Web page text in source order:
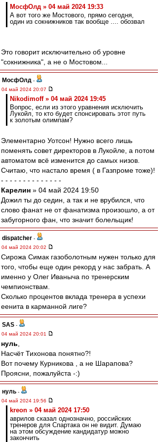
МосфОлд » 04 май 2024 19:33
А вот того же Мостового, прямо сегодня,
один из сокнижников так вообще .... обозвал
Это говорит исключительно об уровне
"сокнижника", а не о Мостовом...
МосфОлд -
04 май 2024 20:07
Nikodimoff » 04 май 2024 19:45
Вопрос, если из этого уравнения исключить
Лукойл, то кто будет спонсировать этот путь
к золотым олимпам?
Элементарно Уотсон! Нужно всего лишь
поменять совет директоров в Лукойле, а потом
автоматом всё изменится до самых низов.
Считаю, что настало время ( в Газпроме тоже)!
- - - - - - - - - - - - - -
Карелин » 04 май 2024 19:50
Дожил ты до седин, а так и не врубился, что
слово фанат не от фанатизма произошло, а от
забугорного фан, что значит болельщик!
dispatcher -
04 май 2024 20:02
Сирожа Симак газоболотным нужен только для
того, чтобы еще один рекорд у нас забрать. А
именно у Олег Иваныча по тренерским
чемпионствам.
Сколько процентов вклада тренера в успехи
еенита в карманной лиге?
SAS -
04 май 2024 20:01
нуль
Насчёт Тихонова понятно?!
Вот почему Курникова , а не Шарапова?
Проясни, пожалуйста -:)
нуль -
04 май 2024 19:56
kreon » 04 май 2024 17:50
аврилов сказал однозначно, российских
тренеров для Спартака он не видит. Думаю
на этом обсуждение кандидатур можно
закончить